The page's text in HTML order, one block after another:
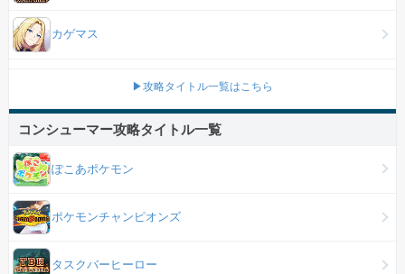
カゲマス
▶攻略タイトル一覧はこちら
コンシューマー攻略タイトル一覧
ぽこあポケモン
ポケモンチャンピオンズ
タスクバーヒーロー